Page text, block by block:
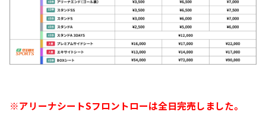
※アリーナシートSフロントローは全日完売しました。